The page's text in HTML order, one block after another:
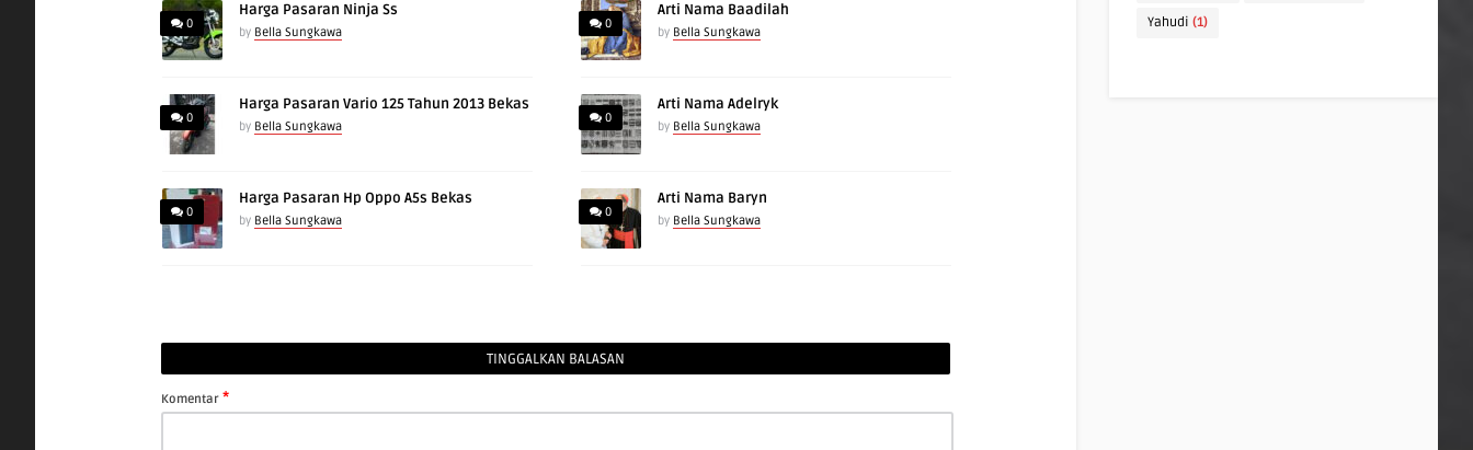
0
Harga Pasaran Ninja Ss
by Bella Sungkawa
0
Harga Pasaran Vario 125 Tahun 2013 Bekas
by Bella Sungkawa
0
Harga Pasaran Hp Oppo A5s Bekas
by Bella Sungkawa
0
Arti Nama Baadilah
by Bella Sungkawa
0
Arti Nama Adelryk
by Bella Sungkawa
0
Arti Nama Baryn
by Bella Sungkawa
TINGGALKAN BALASAN
Komentar *
Yahudi (1)